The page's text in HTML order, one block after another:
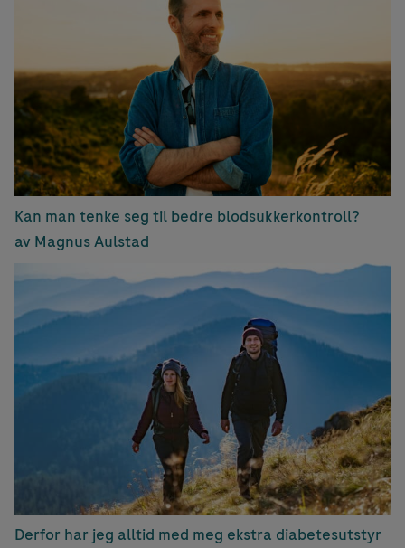
Kan man tenke seg til bedre blodsukkerkontroll?
av Magnus Aulstad
Derfor har jeg alltid med meg ekstra diabetesutstyr